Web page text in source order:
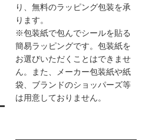
り、無料のラッピング包装を承
ります。
※包装紙で包んでシールを貼る
簡易ラッピングです。包装紙を
お選びいただくことはできませ
ん。また、メーカー包装紙や紙
袋、ブランドのショッパーズ等
は用意しておりません。